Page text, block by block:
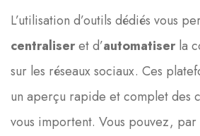
L’utilisation d’outils dédiés vous
centraliseret d’automatiser la
sur les réseaux sociaux. Ces
un aperçu rapide et complet des
vous importent. Vous pouvez,